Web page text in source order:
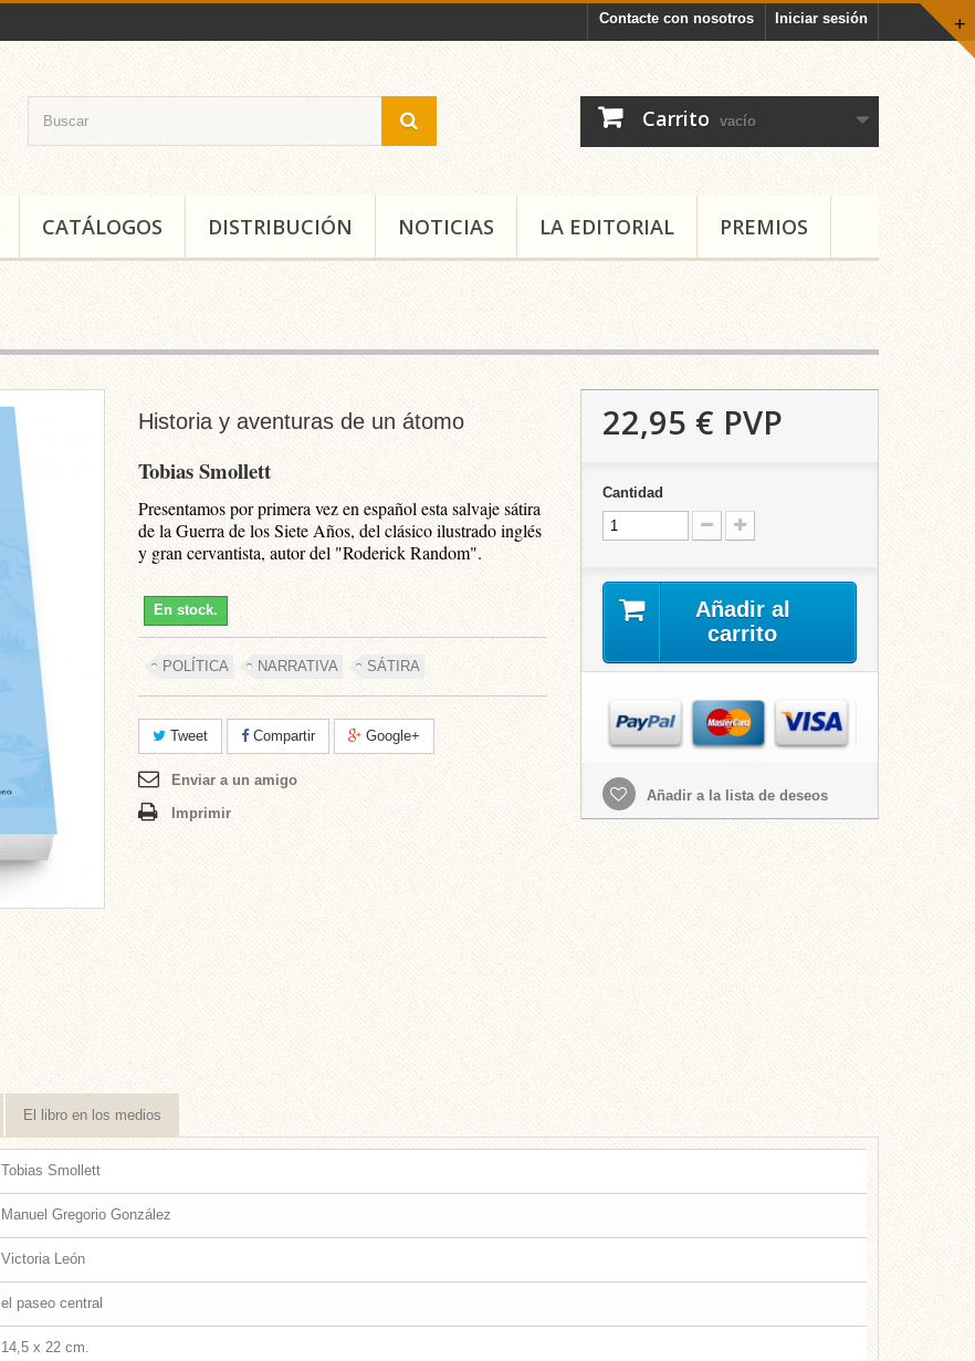
+
Iniciar sesión
Contacte con nosotros
Carrito vacío
CATÁLOGOS DISTRIBUCIÓN NOTICIAS LA EDITORIAL PREMIOS
Historia y aventuras de un átomo
Tobias Smollett
Presentamos por primera vez en español esta salvaje sátira
de la Guerra de los Siete Años, del clásico ilustrado inglés
y gran cervantista, autor del "Roderick Random".
En stock.
POLÍTICA NARRATIVA SÁTIRA
Tweet Compartir Google+
Enviar a un amigo
Imprimir
22,95 € PVP
Cantidad
Añadir al
carrito
Añadir a la lista de deseos
El libro en los medios
Tobias Smollett
Manuel Gregorio González
Victoria León
el paseo central
14,5 x 22 cm.